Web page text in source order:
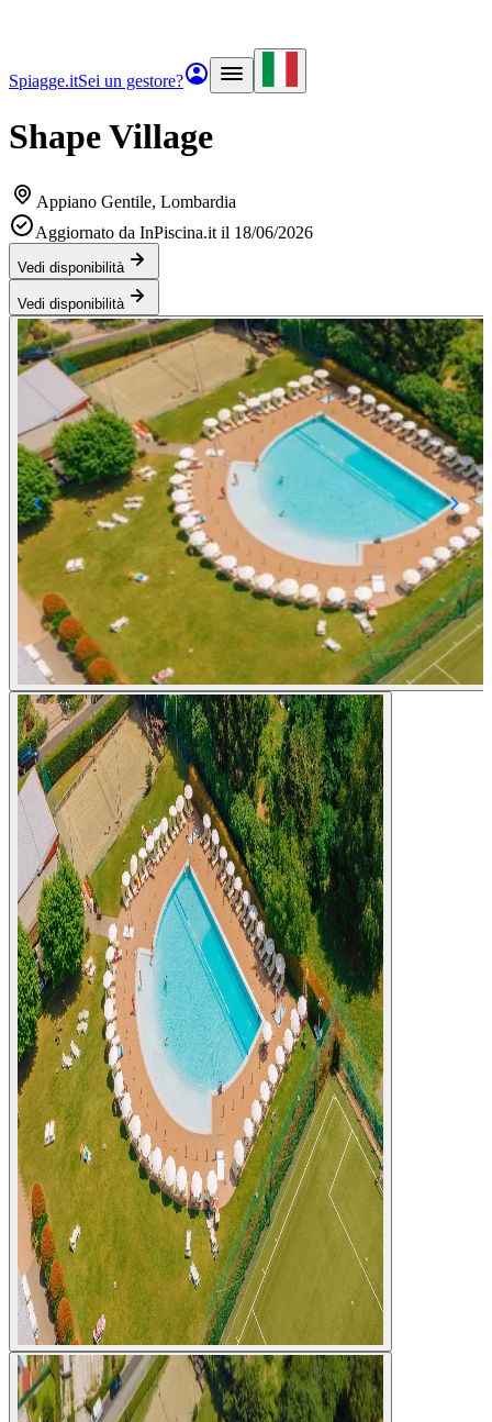
Spiagge.itSei un gestore?
Shape Village
Appiano Gentile, Lombardia
Aggiornato da InPiscina.it il 18/06/2026
Vedi disponibilità
Vedi disponibilità